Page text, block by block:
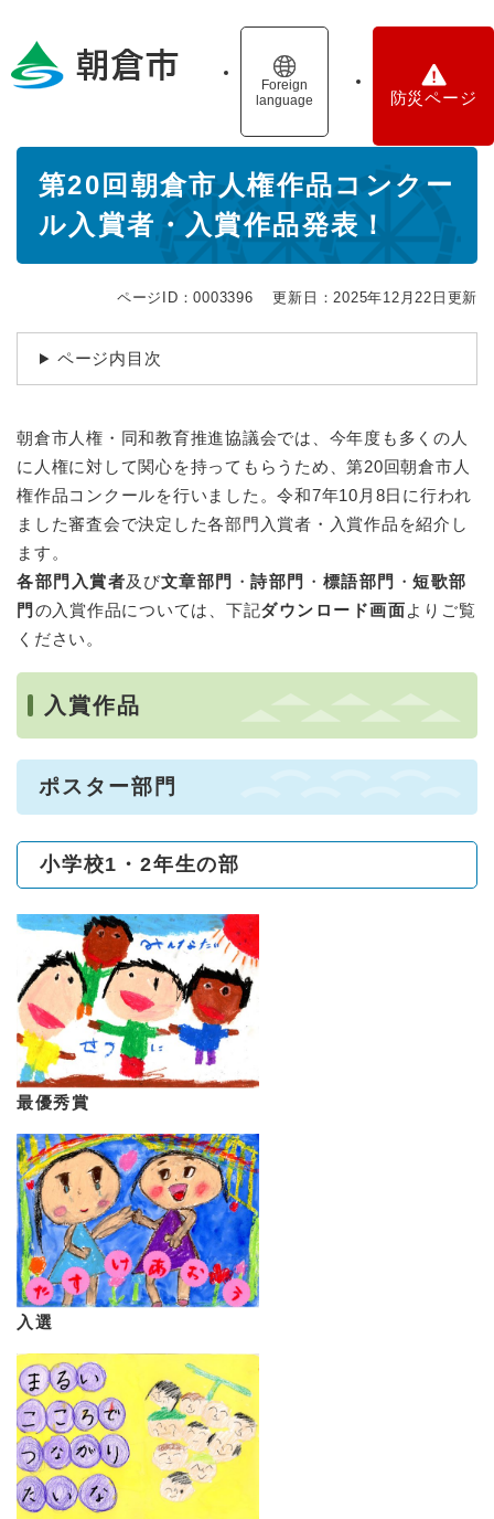
の
Foreign
language
防災ページ
第20回朝倉市人権作品コンクー
ル入賞者・入賞作品発表！
ページID：0003396 更新日：2025年12月22日更新
ページ内目次
朝倉市人権・同和教育推進協議会では、今年度も多くの人
に人権に対して関心を持ってもらうため、第20回朝倉市人
権作品コンクールを行いました。令和7年10月8日に行われ
ました審査会で決定した各部門入賞者・入賞作品を紹介し
ます。
各部門入賞者及び文章部門 ・詩部門 ・ 標語部門 ・短歌部
門 の入賞作品については、下記ダウンロード画面よりご覧
ください。
入賞作品
ポスター部門
小学校1・2年生の部
最優秀賞
入選